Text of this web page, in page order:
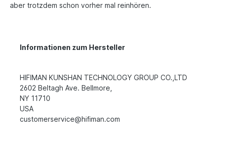
aber trotzdem schon vorher mal reinhören.
Informationen zum Hersteller
HIFIMAN KUNSHAN TECHNOLOGY GROUP CO.,LTD
2602 Beltagh Ave. Bellmore,
NY 11710
USA
customerservice@hifiman.com